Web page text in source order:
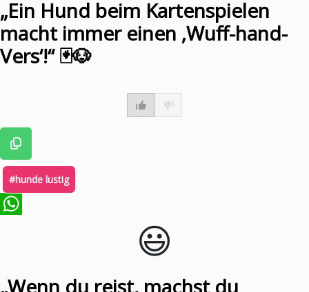
„Ein Hund beim Kartenspielen
macht immer einen ‚Wuff-hand-
Vers‘!“ 🃏🐶
#hunde lustig
😃️
„Wenn du reist, machst du